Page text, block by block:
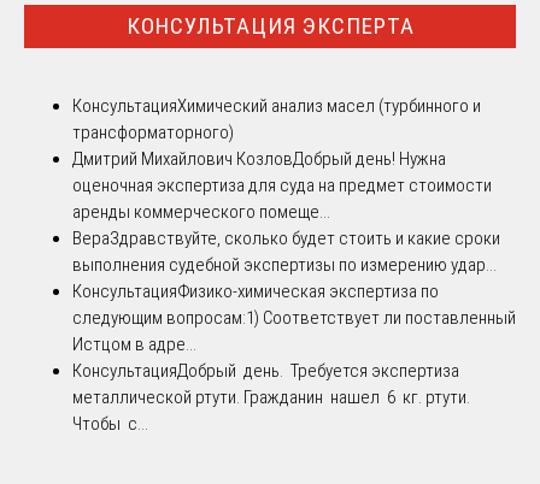
КОНСУЛЬТАЦИЯ ЭКСПЕРТА
КонсультацияХимический анализ масел (турбинного и
трансформаторного)
Дмитрий Михайлович КозловДобрый день! Нужна
оценочная экспертиза для суда на предмет стоимости
аренды коммерческого помеще...
ВераЗдравствуйте, сколько будет стоить и какие сроки
выполнения судебной экспертизы по измерению удар...
КонсультацияФизико-химическая экспертиза по
следующим вопросам:1) Соответствует ли поставленный
Истцом в адре...
КонсультацияДобрый день. Требуется экспертиза
металлической ртути. Гражданин нашел 6 кг. ртути.
Чтобы с...